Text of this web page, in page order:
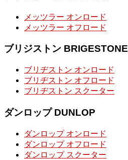
メッツラー オンロード
メッツラー オフロード
ブリジストン BRIGESTONE
ブリヂストン オンロード
ブリヂストン オフロード
ブリヂストン スクーター
ダンロップ DUNLOP
ダンロップ オンロード
ダンロップ オフロード
ダンロップ スクーター